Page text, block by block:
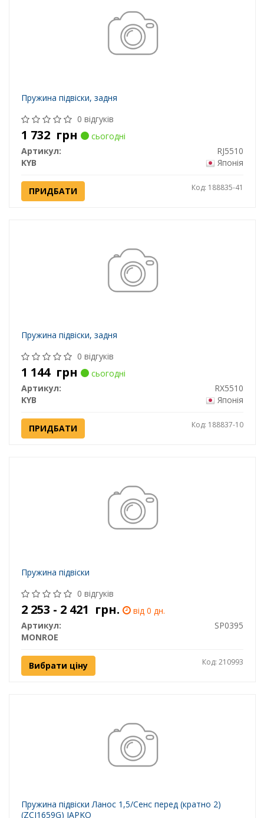
Пружина підвіски, задня
0 відгуків
1 732 грн
сьогодні
Артикул:
RJ5510
KYB
Японія
ПРИДБАТИ Код: 188835-41
Пружина підвіски, задня
0 відгуків
1 144 грн
сьогодні
Артикул:
RX5510
KYB
Японія
ПРИДБАТИ Код: 188837-10
Пружина підвіски
0 відгуків
2 253 - 2 421 грн.
від 0 дн.
Артикул:
SP0395
MONROE
Вибрати ціну Код: 210993
Пружина підвіски Ланос 1,5/Сенс перед (кратно 2)
(ZCJ1659G) JAPKO